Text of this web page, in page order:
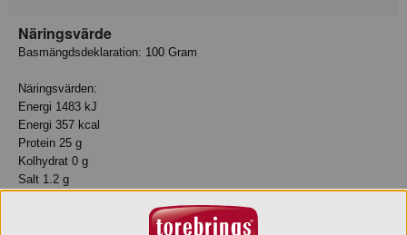
Näringsvärde
Basmängdsdeklaration: 100 Gram
Näringsvärden:
Energi 1483 kJ
Energi 357 kcal
Protein 25 g
Kolhydrat 0 g
Salt 1.2 g